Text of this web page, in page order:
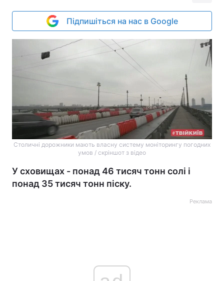
Підпишіться на нас в Google
Столичні дорожники мають власну систему моніторингу погодних
умов / скріншот з відео
У сховищах - понад 46 тисяч тонн солі і
понад 35 тисяч тонн піску.
Реклама